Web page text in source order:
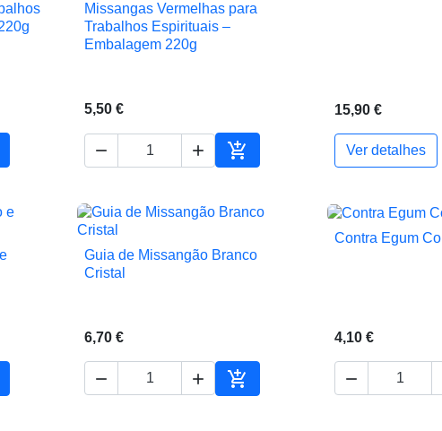
ao carrinho
 Vista rápida
Missangas Vermelhas para
Trabalhos Espirituais –
Embalagem 220g
5,50 €
  
Adicionar ao carrinho
15,90 €
Ver detalhes
ao carrinho
 Vista rápida
Guia de Missangão Branco
Cristal
6,70 €
  
Adicionar ao carrinho

Contra Egum
4,10 €
